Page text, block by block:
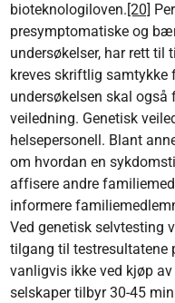
bioteknologiloven. [20]
presymptomatiske og
undersøkelser, har rett til
kreves skriftlig samtykke
undersøkelsen skal
veiledning. Genetisk
helsepersonell. Blant
om hvordan en
affisere andre
informere
Ved genetisk selvtesting
tilgang til testresultatene
vanligvis ikke ved kjøp
selskaper tilbyr 30-45